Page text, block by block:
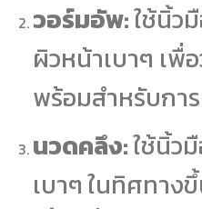
วอร์มอัพ:ใช้นิ้ว
ผิวหน้าเบาๆ เพื่
พร้อมสำหรับกา
นวดคลึง:ใช้นิ้ว
เบาๆ ในทิศทาง